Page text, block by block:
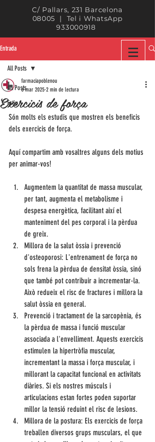
C/ Pallars, 231 Barcelona
08005 | Tel i WhatsApp
933000918
Entrada
All Posts
Estiu
All Posts
Exercicis de força
farmaciapoblenou
6 mar 2025 2 min de lectura
Són molts els estudis que mostren els beneficis
dels exercicis de força.
Aquí compartim amb vosaltres alguns dels motius
per animar-vos!
Augmentem la quantitat de massa muscular,
per tant, augmenta el metabolisme i
despesa energètica, facilitant així el
manteniment del pes corporal i la pèrdua
de greix.
Millora de la salut òssia i prevenció
d'osteoporosi: L'entrenament de força no
sols frena la pèrdua de densitat òssia, sinó
que també pot contribuir a incrementar-la.
Això redueix el risc de fractures i millora la
salut òssia en general.
Prevenció i tractament de la sarcopènia, és
la pèrdua de massa i funció muscular
associada a l'envelliment. Aquests exercicis
estimulen la hipertròfia muscular,
incrementant la massa i força muscular, i
millorant la capacitat funcional en activitats
diàries. Si els nostres músculs i
articulacions estan fortes poden suportar
millor la tensió reduint el risc de lesions.
Millora de la postura: Els exercicis de força
treballen diversos grups musculars, el que